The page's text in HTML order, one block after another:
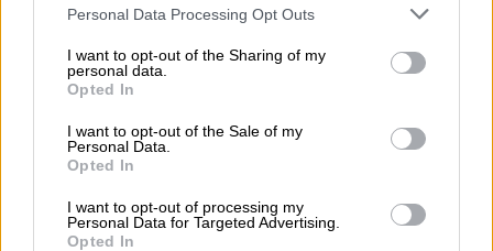
Please note that this website/app uses one or more Google
not limited to your visit or usage behaviour. You may click to
grant or deny consent to Google and its third-party tags to
use your data for below specified purposes in below Google
consent section.
Personal Data Processing Opt Outs
I want to opt-out of the Sharing of my
personal data.
Opted In
I want to opt-out of the Sale of my
Personal Data.
Opted In
I want to opt-out of processing my
Personal Data for Targeted Advertising.
Opted In
Από τον Μάρτιο του 2024 που η Σουηδία
Απρόβλεπτης Ανάγκης(MSB) έχει εντείνει
τις επιθεωρήσεις στα καταφύγια. Την
περασμένη Δευτέρα η υπηρεσία ανακοίνωσε
ότι έχει ξεκινήσει ένα τεράστιο πρόγραμμα
για τονεκσυγχρονισμό
καταφυγίων, πουαναμένεται να
ολοκληρωθεί σε 2-3 χρόνια.Στο πρόγραμμα